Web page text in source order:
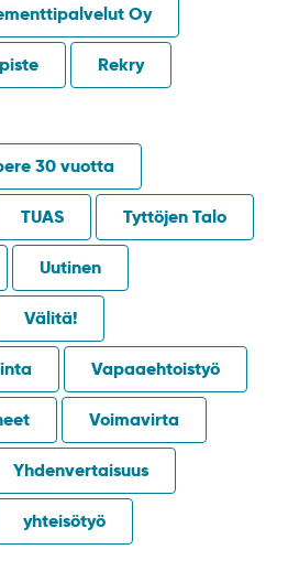
Oy
Rekry
30 vuotta
TUAS Tyttöjen Talo
Uutinen
Välitä!
Vapaaehtoistyö
Voimavirta
Yhdenvertaisuus
yhteisötyö